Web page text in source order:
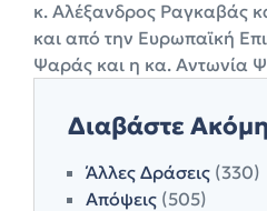
κ. Αλέξανδρος Ραγκαβάς
και από την Ευρωπαϊκή
Ψαράς και η κα. Αντωνία
Διαβάστε Ακόμη
Άλλες Δράσεις (330)
Απόψεις (505)